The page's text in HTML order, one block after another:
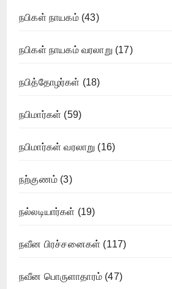
நபிகள் நாயகம்(43)
நபிகள் நாயகம் வரலாறு (17)
நபித்தோழர்கள் (18)
நபிமார்கள் (59)
நபிமார்கள் வரலாறு (16)
நற்குணம் (3)
நல்லடியார்கள் (19)
நவீன பிரச்சனைகள் (117)
நவீன பொருளாதாரம் (47)